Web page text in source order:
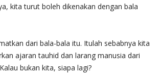
kita turut boleh dikenakan dengan bala
dari bala-bala itu. Itulah sebabnya kita
ajaran tauhid dan larang manusia dari
bukan kita, siapa lagi?